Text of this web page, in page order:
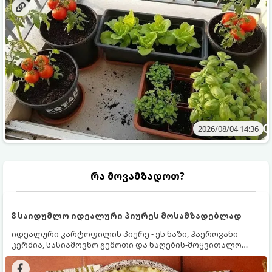
2026/08/04 14:36
რა მოვამზადოთ?
8 საიდუმლო იდეალური პიურეს მოსამზადებლად
იდეალური კარტოფილის პიურე - ეს ნაზი, ჰაეროვანი
კერძია, სასიამოვნო გემოთი და ნაღების-მოყვითალო
ფერით. მისი მომზადება ძალიან მარტივია, მაგრამ
არსებობს რამდენიმე საიდუმლო, რომლებიც უნდა